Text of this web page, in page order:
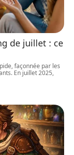
de juillet : ce
façonnée par les
En juillet 2025,